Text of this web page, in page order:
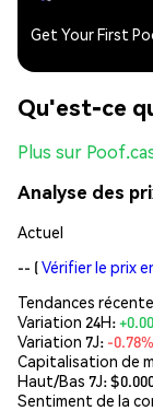
Get Your First
Qu'est-ce
Plus sur
Analyse des
Actuel
-- (Vérifier le prix
Tendances
Variation 24H:
Variation 7J: -0.78%
Capitalisation de
Haut/Bas 7J: $
Sentiment de la